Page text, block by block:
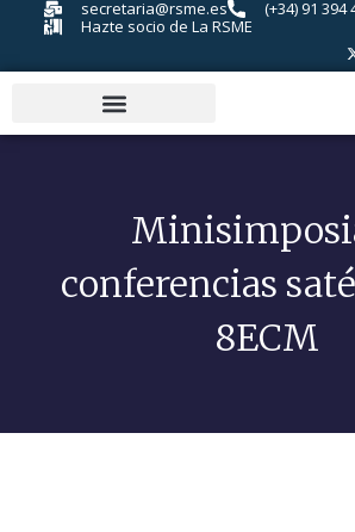
secretaria@rsme.es
(+34) 91 394
Hazte socio de La RSME
conferencias
8ECM